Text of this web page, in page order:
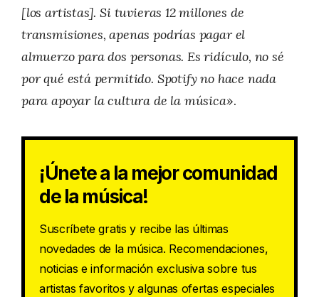
[los artistas]. Si tuvieras 12 millones de
transmisiones, apenas podrías pagar el
almuerzo para dos personas. Es ridículo, no sé
por qué está permitido. Spotify no hace nada
para apoyar la cultura de la música».
¡Únete a la mejor comunidad
de la música!
Suscríbete gratis y recibe las últimas
novedades de la música. Recomendaciones,
noticias e información exclusiva sobre tus
artistas favoritos y algunas ofertas especiales